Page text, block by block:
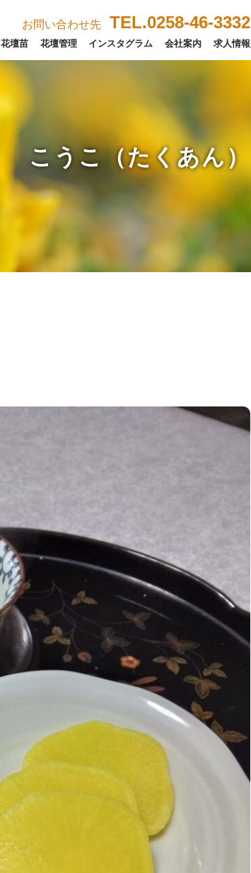
お問い合わせ先 TEL.0258-46-3332
花壇苗 花壇管理 インスタグラム 会社案内 求人情報
こうこ（たくあん）